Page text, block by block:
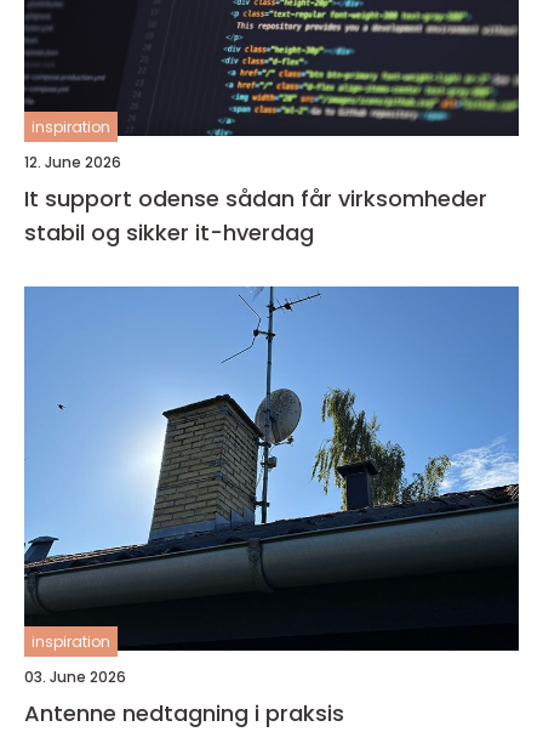
inspiration
12. June 2026
It support odense sådan får virksomheder
stabil og sikker it-hverdag
inspiration
03. June 2026
Antenne nedtagning i praksis